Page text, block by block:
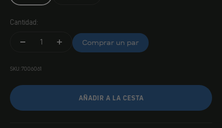
Cantidad:
Comprar un par
SKU: 7006061
AÑADIR A LA CESTA